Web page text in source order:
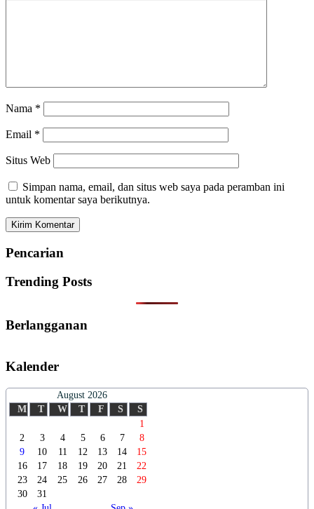
Nama *
Email *
Situs Web
Simpan nama, email, dan situs web saya pada peramban ini
untuk komentar saya berikutnya.
Pencarian
Trending Posts
Berlangganan
Kalender
August 2026
M
T W T F S S
1
2
3 4 5 6 7
8
9
10 11 12 13 14
15
16
17 18 19 20 21
22
23
24 25 26 27 28
29
30
31